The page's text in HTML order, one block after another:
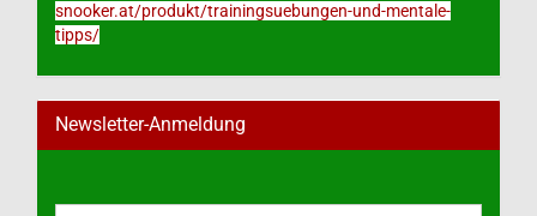
snooker.at/produkt/trainingsuebungen-und-mentale-
tipps/
Newsletter-Anmeldung